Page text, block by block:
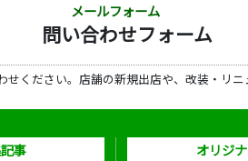
メールフォーム
問い合わせフォーム
ください。店舗の新規出店や、改装・リ
事 オリジ